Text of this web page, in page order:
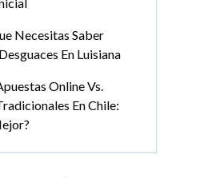
Necesitas Saber
En Luisiana
Online Vs.
En Chile: